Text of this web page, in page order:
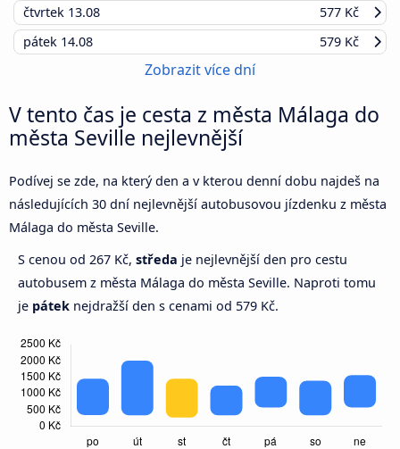
čtvrtek 13.08
577 Kč
pátek 14.08 579 Kč
Zobrazit více dní
V tento čas je cesta z města Málaga do
města Seville nejlevnější
Podívej se zde, na který den a v kterou denní dobu najdeš na
následujících 30 dní nejlevnější autobusovou jízdenku z města
Málaga do města Seville.
S cenou od 267 Kč, středa je nejlevnější den pro cestu
autobusem z města Málaga do města Seville. Naproti tomu
je pátek nejdražší den s cenami od 579 Kč.